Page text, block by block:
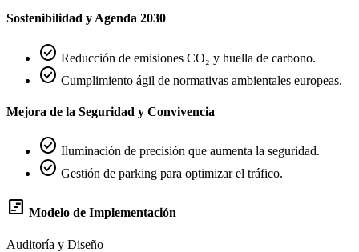
Sostenibilidad y Agenda 2030
check_circle Reducción de emisiones CO₂ y huella de carbono.
check_circle Cumplimiento ágil de normativas ambientales europeas.
Mejora de la Seguridad y Convivencia
check_circle Iluminación de precisión que aumenta la seguridad.
check_circle Gestión de parking para optimizar el tráfico.
view_timeline Modelo de Implementación
Auditoría y Diseño